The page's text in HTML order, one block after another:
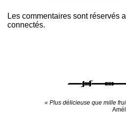
Les commentaires sont réservés
connectés.
« Plus délicieuse que mille